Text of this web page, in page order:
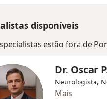
disponíveis
estão fora de
Dr. Oscar
Neurologista,
Mais